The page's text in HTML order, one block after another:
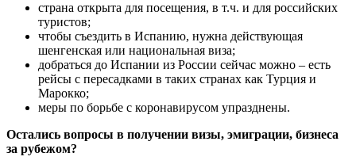
страна открыта для посещения, в т.ч. и для российских
туристов;
чтобы съездить в Испанию, нужна действующая
шенгенская или национальная виза;
добраться до Испании из России сейчас можно – есть
рейсы с пересадками в таких странах как Турция и
Марокко;
меры по борьбе с коронавирусом упразднены.
Остались вопросы в получении визы, эмиграции, бизнеса
за рубежом?